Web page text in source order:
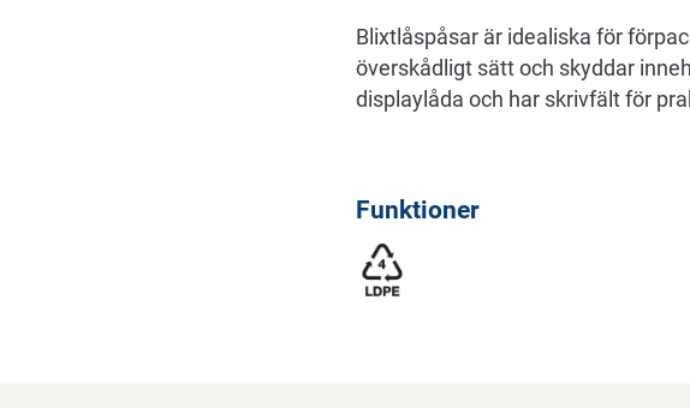
Blixtlåspåsar är idealiska för
överskådligt sätt och skyddar
displaylåda och har skrivfält för
Funktioner